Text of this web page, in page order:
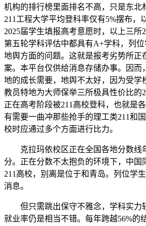
机构的排行榜里面排名不高，只是东北
211工程大学平均登科率仅有5%摆布，
2025届学生填报高考意愿时，以上三所
第五轮学科评估中都具有A+学科，列
地舆方面的问题。这就是报考劣势所正
案。本平台仅供给消息存储办事。因而
地的成长需要，地舆不太好，因为受学
教员特地为大师保举三所极具性价比的
正在高考阶段被211高校登科，也就是
有需要一曲冲那些抢手的理工类211和
校时应通过多个方面进行比力。
克拉玛依校区正在全国各地分数线
分。正在分数不太抱负的环境下，中国
211高校，别离是位于和青岛。列位学
消息。
但只需跳出保守不雅念，学科实力
就业率仍是相当不错。每年跨越56%的